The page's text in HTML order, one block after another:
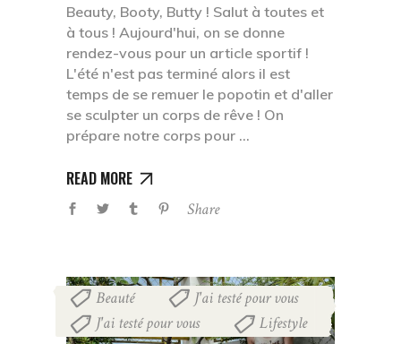
Beauty, Booty, Butty ! Salut à toutes et
à tous ! Aujourd'hui, on se donne
rendez-vous pour un article sportif !
L'été n'est pas terminé alors il est
temps de se remuer le popotin et d'aller
se sculpter un corps de rêve ! On
prépare notre corps pour
READ MORE
Share
Beauté J'ai testé pour vous
J'ai testé pour vous Lifestyle